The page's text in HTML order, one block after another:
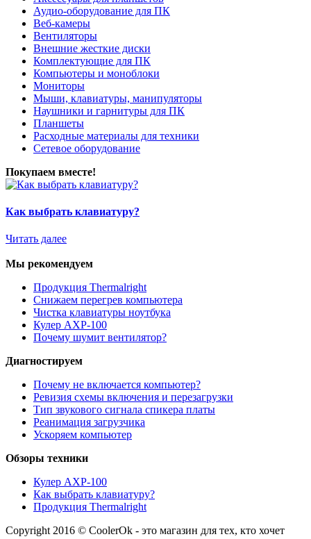
Аудио-оборудование для ПК
Веб-камеры
Вентиляторы
Внешние жесткие диски
Комплектующие для ПК
Компьютеры и моноблоки
Мониторы
Мыши, клавиатуры, манипуляторы
Наушники и гарнитуры для ПК
Планшеты
Расходные материалы для техники
Сетевое оборудование
Покупаем вместе!
Как выбрать клавиатуру?
Читать далее
Мы рекомендуем
Продукция Thermalright
Снижаем перегрев компьютера
Чистка клавиатуры ноутбука
Кулер AXP-100
Почему шумит вентилятор?
Диагностируем
Почему не включается компьютер?
Ревизия схемы включения и перезагрузки
Тип звукового сигнала спикера платы
Реанимация загрузчика
Ускоряем компьютер
Обзоры техники
Кулер AXP-100
Как выбрать клавиатуру?
Продукция Thermalright
Copyright 2016 © CoolerOk - это магазин для тех, кто хочет